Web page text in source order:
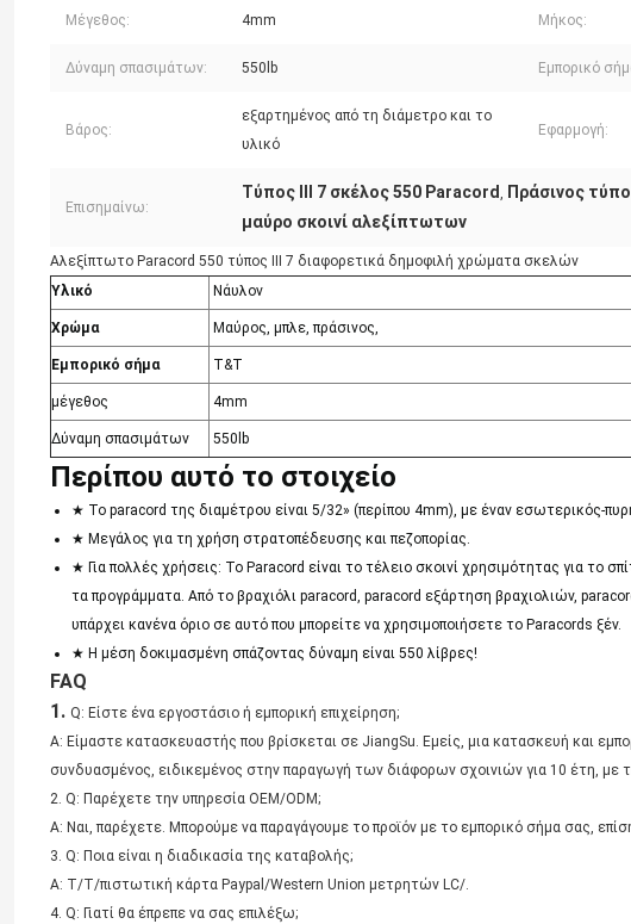
Μέγεθος: 4mm Μήκος:
Δύναμη σπασιμάτων: 550lb Εμπορικό
Βάρος:
εξαρτημένος από τη διάμετρο και το
υλικό
Εφαρμογή:
Επισημαίνω:
Τύπος ΙΙΙ 7 σκέλος 550 Paracord, Πράσινος
μαύρο σκοινί αλεξίπτωτων
Αλεξίπτωτο Paracord 550 τύπος ΙΙΙ 7 διαφορετικά δημοφιλή χρώματα σκελών
Υλικό
Νάυλον
Χρώμα Μαύρος, μπλε, πράσινος,
Εμπορικό σήμα T&T
μέγεθος 4mm
Δύναμη σπασιμάτων 550lb
Περίπου αυτό το στοιχείο
★ Το paracord της διαμέτρου είναι 5/32» (περίπου 4mm), με έναν εσωτερικός-
★ Μεγάλος για τη χρήση στρατοπέδευσης και πεζοπορίας.
★ Για πολλές χρήσεις: Το Paracord είναι το τέλειο σκοινί χρησιμότητας για το
τα προγράμματα. Από το βραχιόλι paracord, paracord εξάρτηση βραχιολιών,
υπάρχει κανένα όριο σε αυτό που μπορείτε να χρησιμοποιήσετε το Paracords ξέν.
★ Η μέση δοκιμασμένη σπάζοντας δύναμη είναι 550 λίβρες!
FAQ
1. Q: Είστε ένα εργοστάσιο ή εμπορική επιχείρηση;
Α: Είμαστε κατασκευαστής που βρίσκεται σε JiangSu. Εμείς, μια κατασκευή και
συνδυασμένος, ειδικεμένος στην παραγωγή των διάφορων σχοινιών για 10 έτη, με
2. Q: Παρέχετε την υπηρεσία OEM/ODM;
Α: Ναι, παρέχετε. Μπορούμε να παραγάγουμε το προϊόν με το εμπορικό σήμα σας,
3. Q: Ποια είναι η διαδικασία της καταβολής;
Α: T/T/πιστωτική κάρτα Paypal/Western Union μετρητών LC/.
4. Q: Γιατί θα έπρεπε να σας επιλέξω;